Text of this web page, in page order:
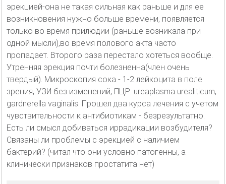
эрекцией-она не такая сильная как раньше и для ее
возникновения нужно больше времени, появляется
только во время прилюдии (раньше возникала при
одной мысли),во время полового акта часто
пропадает. Второго раза перестало хотеться вообще.
Утренняя эрекция почти болезненна(член очень
твердый). Микроскопия сока - 1-2 лейкоцита в поле
зрения, УЗИ без изменений, ПЦР: ureaplasma urealiticum,
gardnerella vaginalis. Прошел два курса лечения с учетом
чувствительности к антибиотикам - безрезультатно.
Есть ли смысл добиваться иррадикации возбудителя?
Связаны ли проблемы с эрекцией с наличием
бактерий? (читал что они условно патогенны, а
клинически признаков простатита нет)